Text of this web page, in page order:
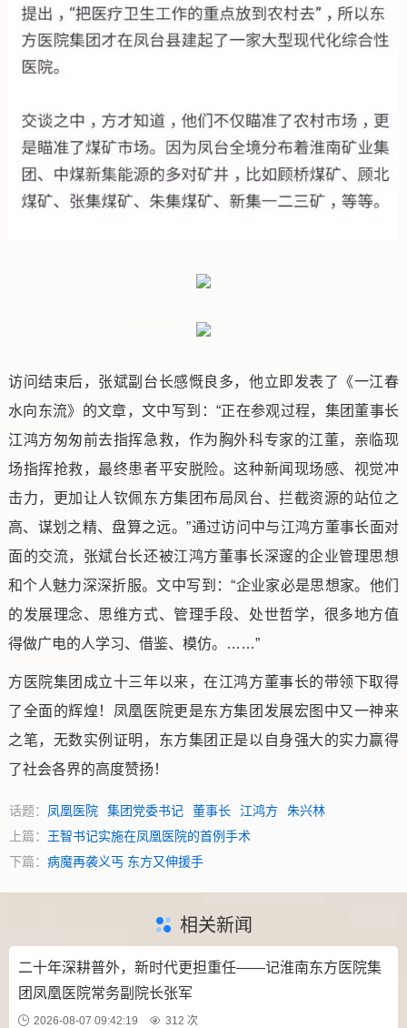
访问结束后，张斌副台长感慨良多，他立即发表了《一江春
水向东流》的文章，文中写到：“正在参观过程，集团董事长
江鸿方匆匆前去指挥急救，作为胸外科专家的江董，亲临现
场指挥抢救，最终患者平安脱险。这种新闻现场感、视觉冲
击力，更加让人钦佩东方集团布局凤台、拦截资源的站位之
高、谋划之精、盘算之远。”通过访问中与江鸿方董事长面对
面的交流，张斌台长还被江鸿方董事长深邃的企业管理思想
和个人魅力深深折服。文中写到：“企业家必是思想家。他们
的发展理念、思维方式、管理手段、处世哲学，很多地方值
得做广电的人学习、借鉴、模仿。……”
方医院集团成立十三年以来，在江鸿方董事长的带领下取得
了全面的辉煌！凤凰医院更是东方集团发展宏图中又一神来
之笔，无数实例证明，东方集团正是以自身强大的实力赢得
了社会各界的高度赞扬！
话题： 凤凰医院 集团党委书记 董事长 江鸿方
朱兴林
上篇： 王智书记实施在凤凰医院的首例手术
下篇： 病魔再袭义丐 东方又伸援手
相关新闻
二十年深耕普外，新时代更担重任——记淮南东方医院集
团凤凰医院常务副院长张军
2026-08-07 09:42:19 312 次